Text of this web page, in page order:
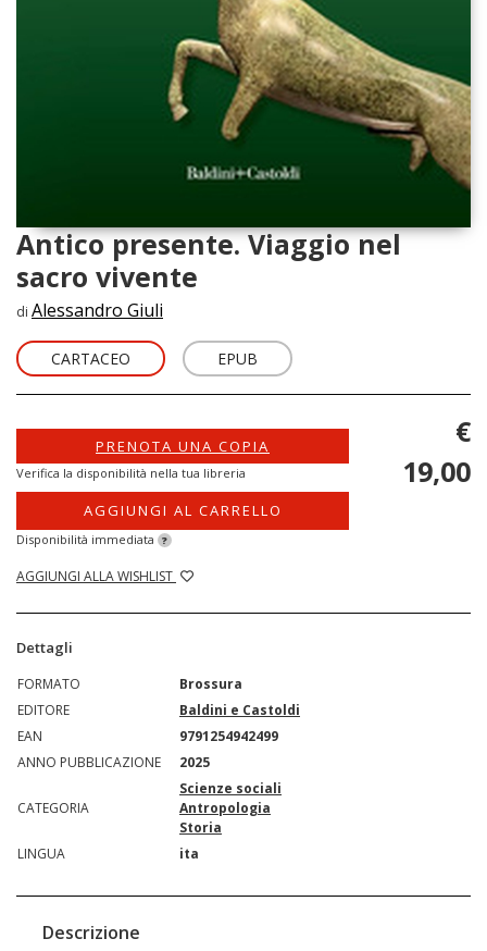
Antico presente. Viaggio nel
sacro vivente
di Alessandro Giuli
CARTACEO EPUB
PRENOTA UNA COPIA
Verifica la disponibilità nella tua libreria
AGGIUNGI AL CARRELLO
Disponibilità immediata ?
AGGIUNGI ALLA WISHLIST
€
19,00
Dettagli
FORMATO
Brossura
EDITORE
Baldini e Castoldi
EAN
9791254942499
ANNO PUBBLICAZIONE
2025
CATEGORIA
Scienze sociali
Antropologia
Storia
LINGUA
ita
Descrizione